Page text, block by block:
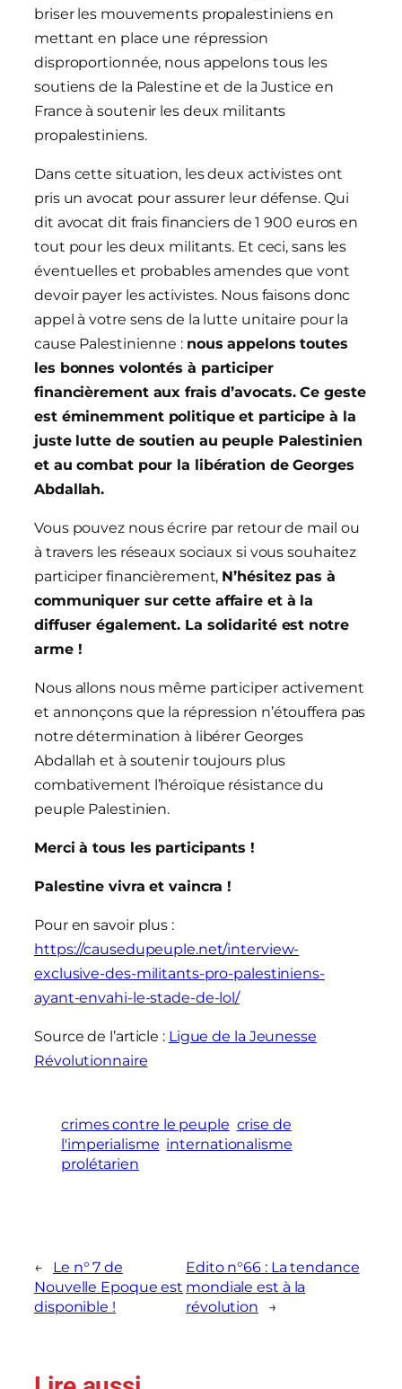
briser les mouvements propalestiniens en
mettant en place une répression
disproportionnée, nous appelons tous les
soutiens de la Palestine et de la Justice en
France à soutenir les deux militants
propalestiniens.
Dans cette situation, les deux activistes ont
pris un avocat pour assurer leur défense. Qui
dit avocat dit frais financiers de 1 900 euros en
tout pour les deux militants. Et ceci, sans les
éventuelles et probables amendes que vont
devoir payer les activistes. Nous faisons donc
appel à votre sens de la lutte unitaire pour la
cause Palestinienne : nous appelons toutes
les bonnes volontés à participer
financièrement aux frais d’avocats. Ce geste
est éminemment politique et participe à la
juste lutte de soutien au peuple Palestinien
et au combat pour la libération de Georges
Abdallah.
Vous pouvez nous écrire par retour de mail ou
à travers les réseaux sociaux si vous souhaitez
participer financièrement, N’hésitez pas à
communiquer sur cette affaire et à la
diffuser également. La solidarité est notre
arme !
Nous allons nous même participer activement
et annonçons que la répression n’étouffera pas
notre détermination à libérer Georges
Abdallah et à soutenir toujours plus
combativement l’héroïque résistance du
peuple Palestinien.
Merci à tous les participants !
Palestine vivra et vaincra !
Pour en savoir plus :
https://causedupeuple.net/interview-
exclusive-des-militants-pro-palestiniens-
ayant-envahi-le-stade-de-lol/
Source de l’article : Ligue de la Jeunesse
Révolutionnaire
crimes contre le peuple crise de
l'imperialisme internationalisme
prolétarien
←
Le n° 7 de
Nouvelle Epoque est
disponible !
Edito n°66 : La tendance
mondiale est à la
révolution
→